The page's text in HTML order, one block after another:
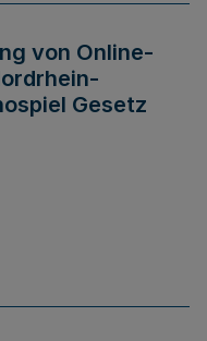
von Online-
Gesetz